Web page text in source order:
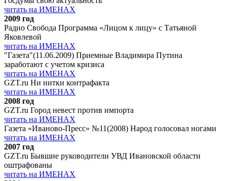
читать на ИМЕНАХ
2009 год
Радио Свобода Программа «Лицом к лицу» с Татьяной
Яковлевой
читать на ИМЕНАХ
"Газета"(11.06.2009) Приемные Владимира Путина
заработают с учетом кризиса
читать на ИМЕНАХ
GZT.ru Ни нитки контрафакта
читать на ИМЕНАХ
2008 год
GZT.ru Город невест против импорта
читать на ИМЕНАХ
Газета «Иваново-Пресс» №11(2008) Народ голосовал ногами
читать на ИМЕНАХ
2007 год
GZT.ru Бывшие руководители УВД Ивановской области
оштрафованы
читать на ИМЕНАХ